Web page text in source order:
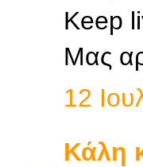
Keep
Μας
12
Κάλη